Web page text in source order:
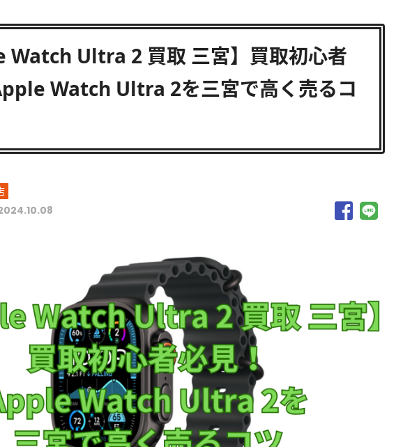
Watch Ultra 2 買取 三宮】買取初心者
Watch Ultra 2を三宮で高く売るコ